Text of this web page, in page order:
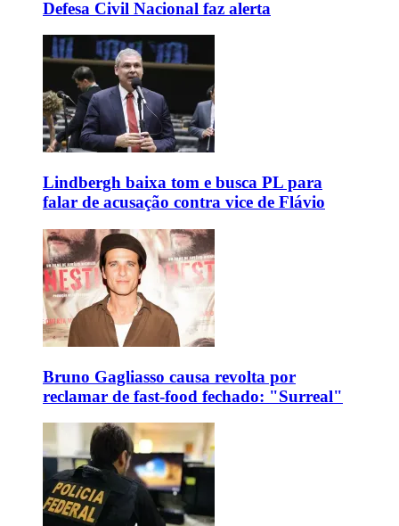
Defesa Civil Nacional faz alerta
Lindbergh baixa tom e busca PL para
falar de acusação contra vice de Flávio
Bruno Gagliasso causa revolta por
reclamar de fast-food fechado: "Surreal"